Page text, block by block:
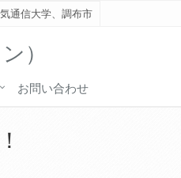
通信大学、調布市
）
お問い合わせ